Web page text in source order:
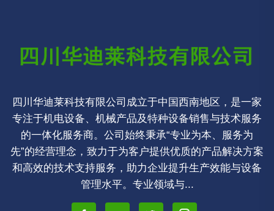
四川华迪莱科技有限公司成立于中国西南地区，是一家
专注于机电设备、机械产品及特种设备销售与技术服务
的一体化服务商。公司始终秉承“专业为本、服务为
先”的经营理念，致力于为客户提供优质的产品解决方案
和高效的技术支持服务，助力企业提升生产效能与设备
管理水平。专业领域与...